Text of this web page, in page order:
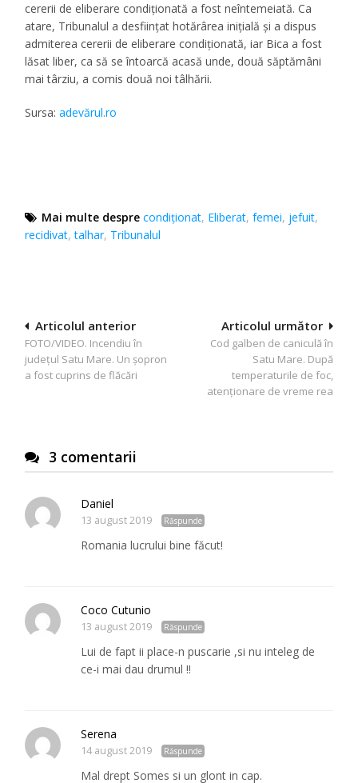
cererii de eliberare condiţionată a fost neîntemeiată. Ca
atare, Tribunalul a desfiinţat hotărârea iniţială şi a dispus
admiterea cererii de eliberare condiţionată, iar Bica a fost
lăsat liber, ca să se întoarcă acasă unde, două săptămâni
mai târziu, a comis două noi tâlhării.
Sursa:adevărul.ro
Mai multe despre condiționat, Eliberat,femei, jefuit,
recidivat,talhar, Tribunalul
Navigare
în
articole
Articolul următor
Cod galben de caniculă în
Satu Mare. După
temperaturile de foc,
atenționare de vreme rea
Articolul anterior
FOTO/VIDEO. Incendiu în
județul Satu Mare. Un șopron
a fost cuprins de flăcări
3 comentarii
Daniel
13 august 2019 Răspunde
Romania lucrului bine făcut!
Coco Cutunio
13 august 2019 Răspunde
Lui de fapt ii place-n puscarie ,si nu inteleg de
ce-i mai dau drumul !!
Serena
14 august 2019 Răspunde
Mal drept Somes si un glont in cap.